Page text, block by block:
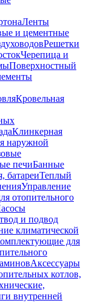
Ленты
и цементные
Решетки
Черепица и
Поверхностный
Кровельная
Клинкерная
наружной
печиБанные
батареиТеплый
Управление
отопительного
и подвод
климатической
для
Аксессуары
котлов,
внутренней